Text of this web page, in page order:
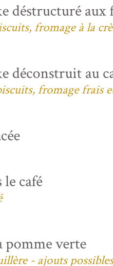
déstructuré
fromage à la
déconstruit au
fromage frais
café
pomme verte
- ajouts